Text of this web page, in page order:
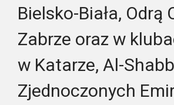
Bielsko-Biała,
Zabrze oraz w
w Katarze, Al-
Zjednoczonych